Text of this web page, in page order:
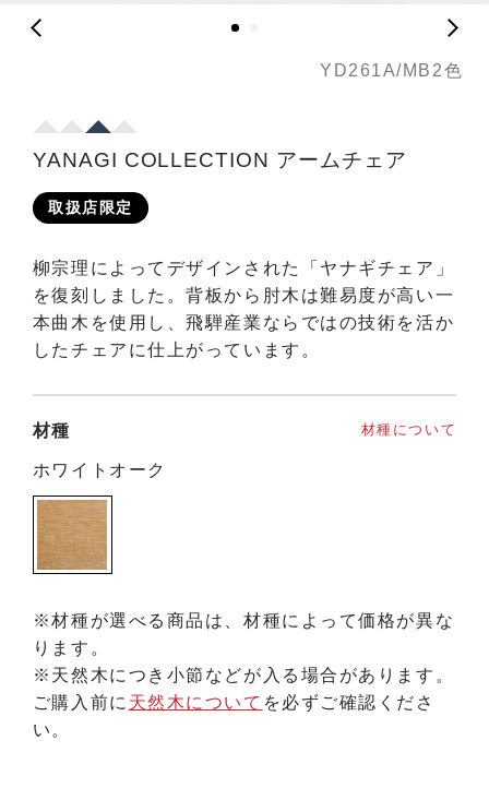
YD261A/MB2色
YANAGI COLLECTION アームチェア
取扱店限定
柳宗理によってデザインされた「ヤナギチェア」
を復刻しました。背板から肘木は難易度が高い一
本曲木を使用し、飛騨産業ならではの技術を活か
したチェアに仕上がっています。
材種 材種について
ホワイトオーク
※材種が選べる商品は、材種によって価格が異な
ります。
※天然木につき小節などが入る場合があります。
ご購入前に 天然木について を必ずご確認くださ
い。